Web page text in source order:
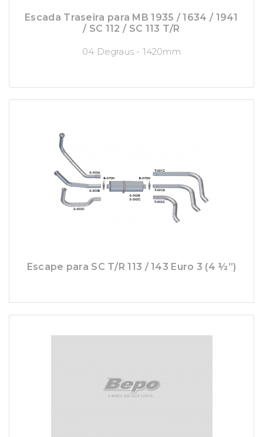
Escada Traseira para MB 1935 / 1634 / 1941
/ SC 112 / SC 113 T/R
04 Degraus - 1420mm
Escape para SC T/R 113 / 143 Euro 3 (4 ½”)